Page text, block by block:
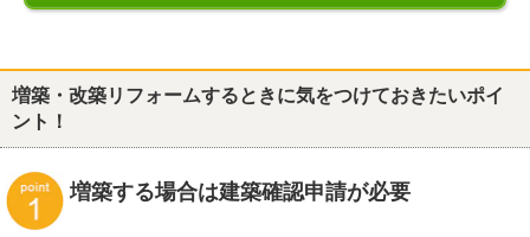
増築・改築リフォームするときに気をつけておきたいポイ
ント！
増築する場合は建築確認申請が必要